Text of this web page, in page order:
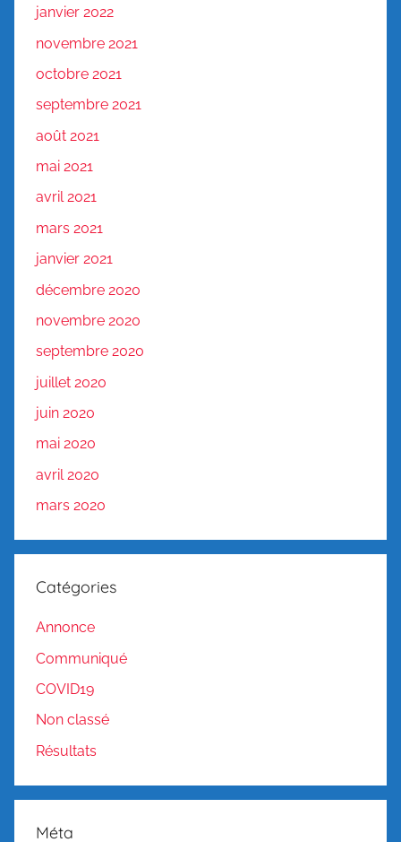
janvier 2022
novembre 2021
octobre 2021
septembre 2021
août 2021
mai 2021
avril 2021
mars 2021
janvier 2021
décembre 2020
novembre 2020
septembre 2020
juillet 2020
juin 2020
mai 2020
avril 2020
mars 2020
Catégories
Annonce
Communiqué
COVID19
Non classé
Résultats
Méta